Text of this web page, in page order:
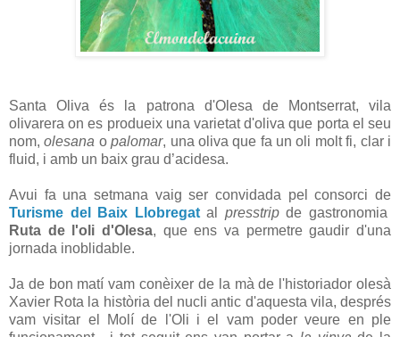
Santa Oliva és la patrona d'Olesa de Montserrat, vila
olivarera on es produeix una varietat d'oliva que porta el seu
nom,olesana opalomar, una oliva que fa un oli molt fi, clar i
fluid, i amb un baix grau d’acidesa.
Avui fa una setmana vaig ser convidada pel consorci de
Turisme del Baix Llobregatal presstripde gastronomia
Ruta de l'oli d'Olesa, que ens va permetre gaudir d'una
jornada inoblidable.
Ja de bon matí vam conèixer de la mà de l'historiador olesà
Xavier Rota la història del nucli antic d'aquesta vila, després
vam visitar el Molí de l'Oli i el vam poder veure en ple